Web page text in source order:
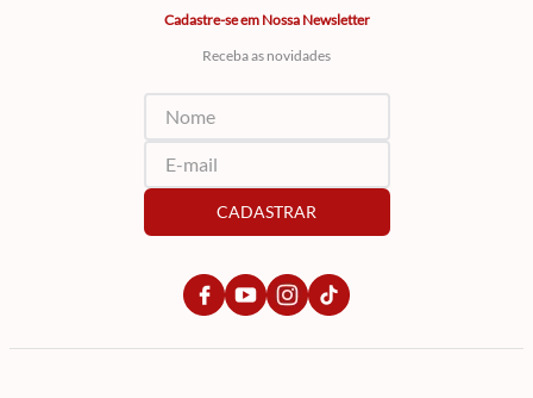
Cadastre-se em Nossa Newsletter
Receba as novidades
CADASTRAR